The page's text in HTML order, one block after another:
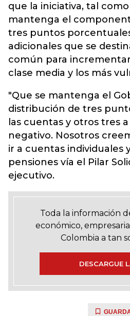
que la iniciativa, tal
mantenga el
tres puntos
adicionales que se
común para
clase media y los más
"Que se mantenga el
distribución de tres
las cuentas y otros tres
negativo. Nosotros
ir a cuentas individuales
pensiones vía el Pilar
ejecutivo.
Toda la información
económico,
Colombia a tan
DESCARGUE